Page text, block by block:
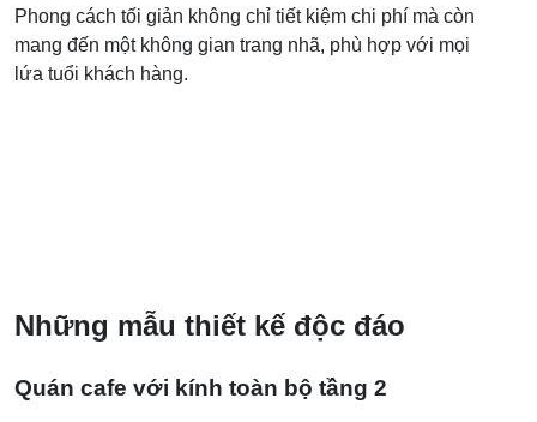
Phong cách tối giản không chỉ tiết kiệm chi phí mà còn
mang đến một không gian trang nhã, phù hợp với mọi
lứa tuổi khách hàng.
Những mẫu thiết kế độc đáo
Quán cafe với kính toàn bộ tầng 2